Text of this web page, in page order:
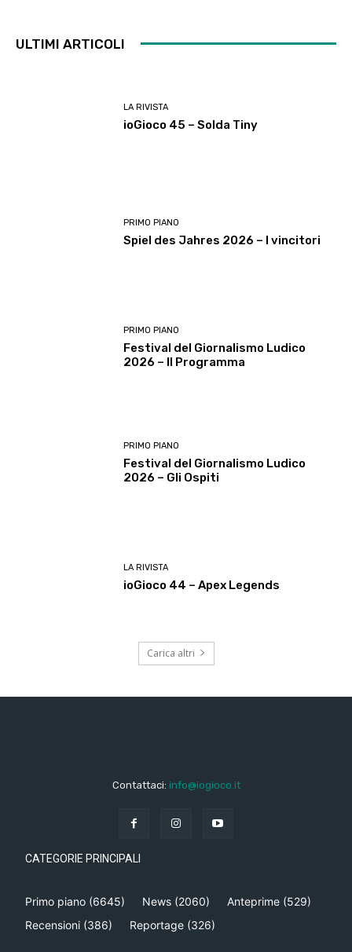
ULTIMI ARTICOLI
LA RIVISTA
ioGioco 45 – Solda Tiny
PRIMO PIANO
Spiel des Jahres 2026 – I vincitori
PRIMO PIANO
Festival del Giornalismo Ludico
2026 – Il Programma
PRIMO PIANO
Festival del Giornalismo Ludico
2026 – Gli Ospiti
LA RIVISTA
ioGioco 44 – Apex Legends
Carica altri
Contattaci: info@iogioco.it
CATEGORIE PRINCIPALI
Primo piano (6645) News (2060) Anteprime (529)
Recensioni (386) Reportage (326)